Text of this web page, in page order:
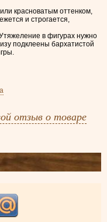
красноватым оттенком,
и строгается,
в фигурах нужно
подклеены бархатистой
отзыв о товаре